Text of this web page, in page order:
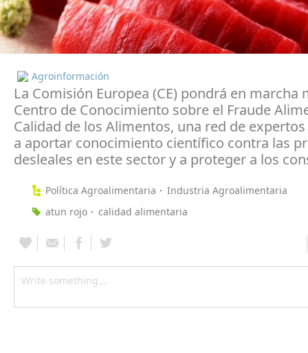
Agroinformación
La Comisión Europea (CE) pondrá en marcha
Centro de Conocimiento sobre el Fraude
Calidad de los Alimentos, una red de
a aportar conocimiento científico contra las
desleales en este sector y a proteger a los
Política Agroalimentaria
Industria Agroalimentaria
atun rojo
calidad alimentaria